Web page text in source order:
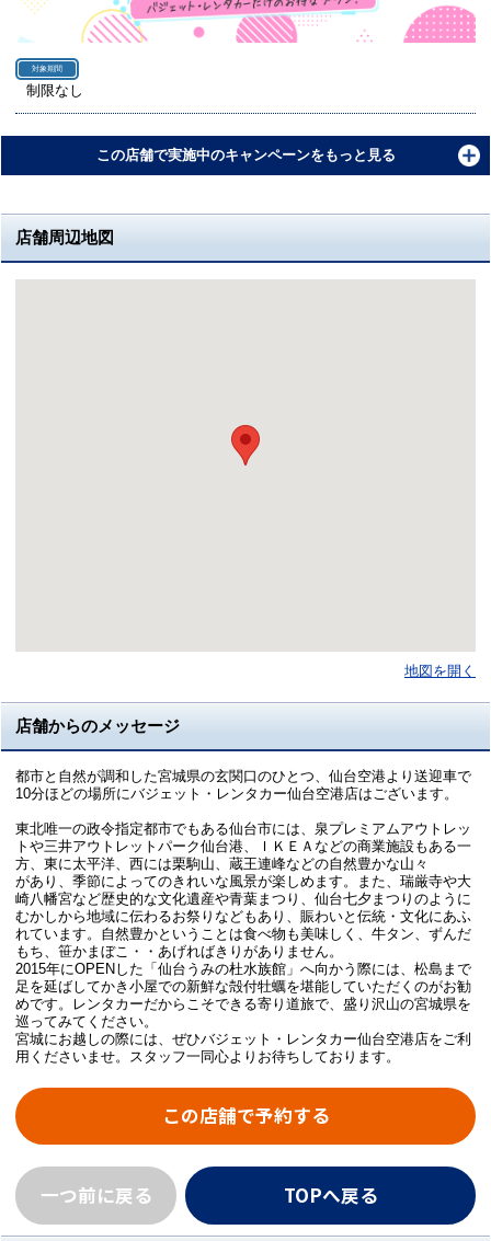
対象期間
制限なし
この店舗で実施中のキャンペーンをもっと見る
店舗周辺地図
地図を開く
店舗からのメッセージ
都市と自然が調和した宮城県の玄関口のひとつ、仙台空港より送迎車で
10分ほどの場所にバジェット・レンタカー仙台空港店はございます。
東北唯一の政令指定都市でもある仙台市には、泉プレミアムアウトレッ
トや三井アウトレットパーク仙台港、ＩＫＥＡなどの商業施設もある一
方、東に太平洋、西には栗駒山、蔵王連峰などの自然豊かな山々
があり、季節によってのきれいな風景が楽しめます。また、瑞厳寺や大
崎八幡宮など歴史的な文化遺産や青葉まつり、仙台七夕まつりのように
むかしから地域に伝わるお祭りなどもあり、賑わいと伝統・文化にあふ
れています。自然豊かということは食べ物も美味しく、牛タン、ずんだ
もち、笹かまぼこ・・あげればきりがありません。
2015年にOPENした「仙台うみの杜水族館」へ向かう際には、松島まで
足を延ばしてかき小屋での新鮮な殻付牡蠣を堪能していただくのがお勧
めです。レンタカーだからこそできる寄り道旅で、盛り沢山の宮城県を
巡ってみてください。
宮城にお越しの際には、ぜひバジェット・レンタカー仙台空港店をご利
用くださいませ。スタッフ一同心よりお待ちしております。
この店舗で予約する
一つ前に戻る TOPへ戻る